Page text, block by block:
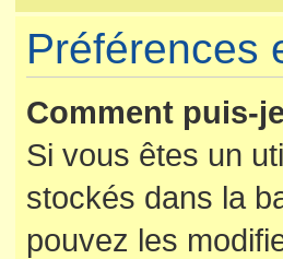
Préférences
Comment puis-
Si vous êtes un
stockés dans la
pouvez les